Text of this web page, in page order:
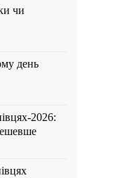
чи
день
2026: